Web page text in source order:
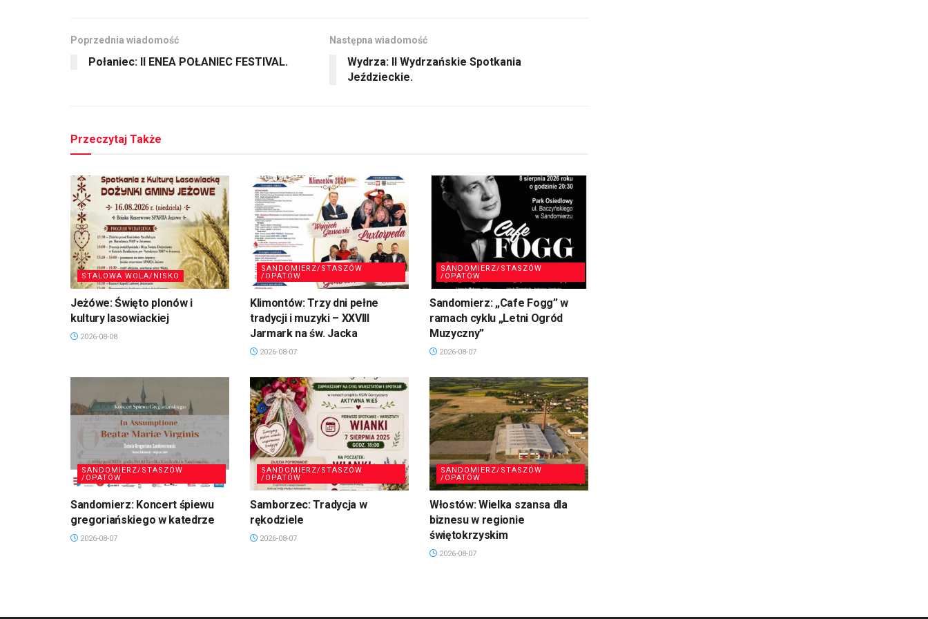
Poprzednia wiadomość
Połaniec: II ENEA POŁANIEC FESTIVAL.
Następna wiadomość
Wydrza: II Wydrzańskie Spotkania
Jeździeckie.
Przeczytaj Także
STALOWA WOLA/NISKO
Jeżówe: Święto plonów i
kultury lasowiackiej
2026-08-08
SANDOMIERZ/STASZÓW
/OPATÓW
Klimontów: Trzy dni pełne
tradycji i muzyki – XXVIII
Jarmark na św. Jacka
2026-08-07
SANDOMIERZ/STASZÓW
/OPATÓW
Sandomierz: „Cafe Fogg” w
ramach cyklu „Letni Ogród
Muzyczny”
2026-08-07
SANDOMIERZ/STASZÓW
/OPATÓW
Sandomierz: Koncert śpiewu
gregoriańskiego w katedrze
2026-08-07
SANDOMIERZ/STASZÓW
/OPATÓW
Samborzec: Tradycja w
rękodziele
2026-08-07
SANDOMIERZ/STASZÓW
/OPATÓW
Włostów: Wielka szansa dla
biznesu w regionie
świętokrzyskim
2026-08-07